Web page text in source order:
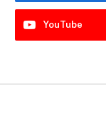
YouTube